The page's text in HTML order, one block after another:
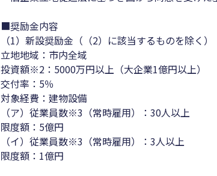
■奨励金内容
（1）新設奨励金（（2）に該当するものを除く）
立地地域：市内全域
投資額※2：5000万円以上（大企業1億円以上）
交付率：5％
対象経費：建物設備
（ア）従業員数※3（常時雇用）：30人以上
限度額：5億円
（イ）従業員数※3（常時雇用）：3人以上
限度額：1億円